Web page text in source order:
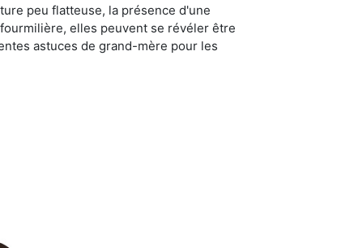
peu flatteuse, la présence d'une
elles peuvent se révéler être
astuces de grand-mère pour les